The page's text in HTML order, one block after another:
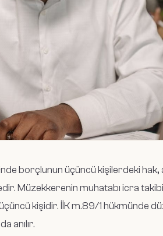
borçlunun üçüncü kişilerdeki hak,
Müzekkerenin muhatabı icra
kişidir. İİK m.89/1 hükmünde
anılır.